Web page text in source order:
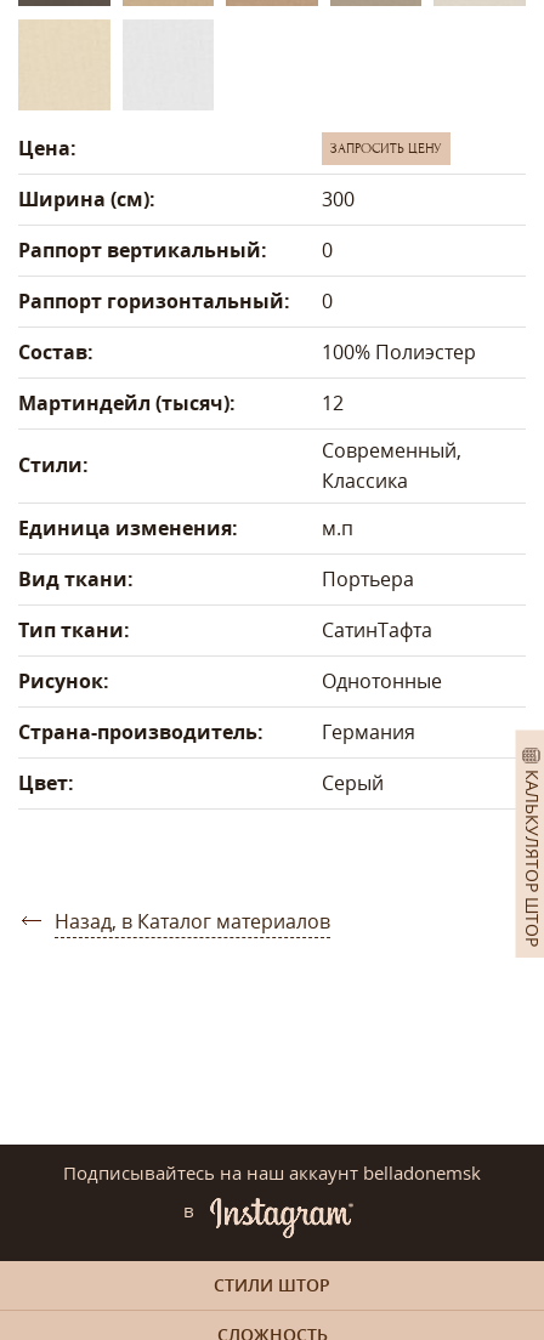
КАЛЬКУЛЯТОР ШТОР
Цена: ЗАПРОСИТЬ ЦЕНУ
Ширина (см):
300
Раппорт вертикальный:
0
Раппорт горизонтальный:
0
Состав:
100% Полиэстер
Мартиндейл (тысяч):
12
Стили:
Современный,
Классика
Единица изменения:
м.п
Вид ткани:
Портьера
Тип ткани:
СатинТафта
Рисунок:
Однотонные
Страна-производитель:
Германия
Цвет:
Серый
Назад, в Каталог материалов
Подписывайтесь на наш аккаунт belladonemsk
в
СТИЛИ ШТОР
СЛОЖНОСТЬ